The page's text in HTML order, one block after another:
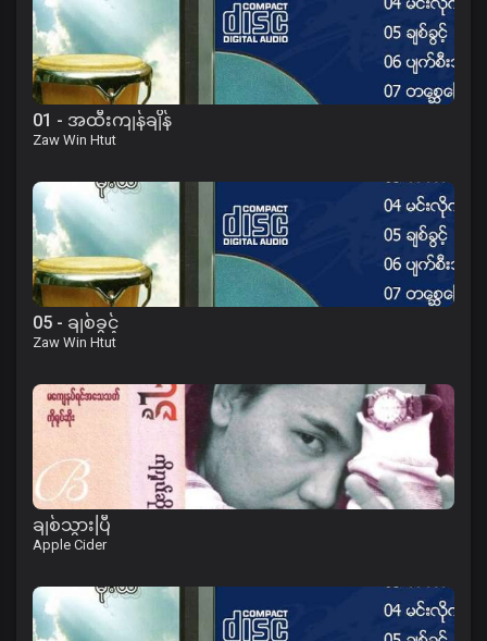
01 - အထီးကျန်ချိန်
Zaw Win Htut
05 - ချစ်ခွင့်
Zaw Win Htut
ချစ်သွားပြီ
Apple Cider